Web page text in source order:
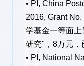
• PI, China
2016, Grant
学基金一等面
研究"，8万元，
• PI, National